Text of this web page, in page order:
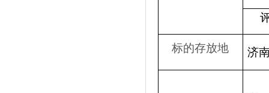
标的存放地 济